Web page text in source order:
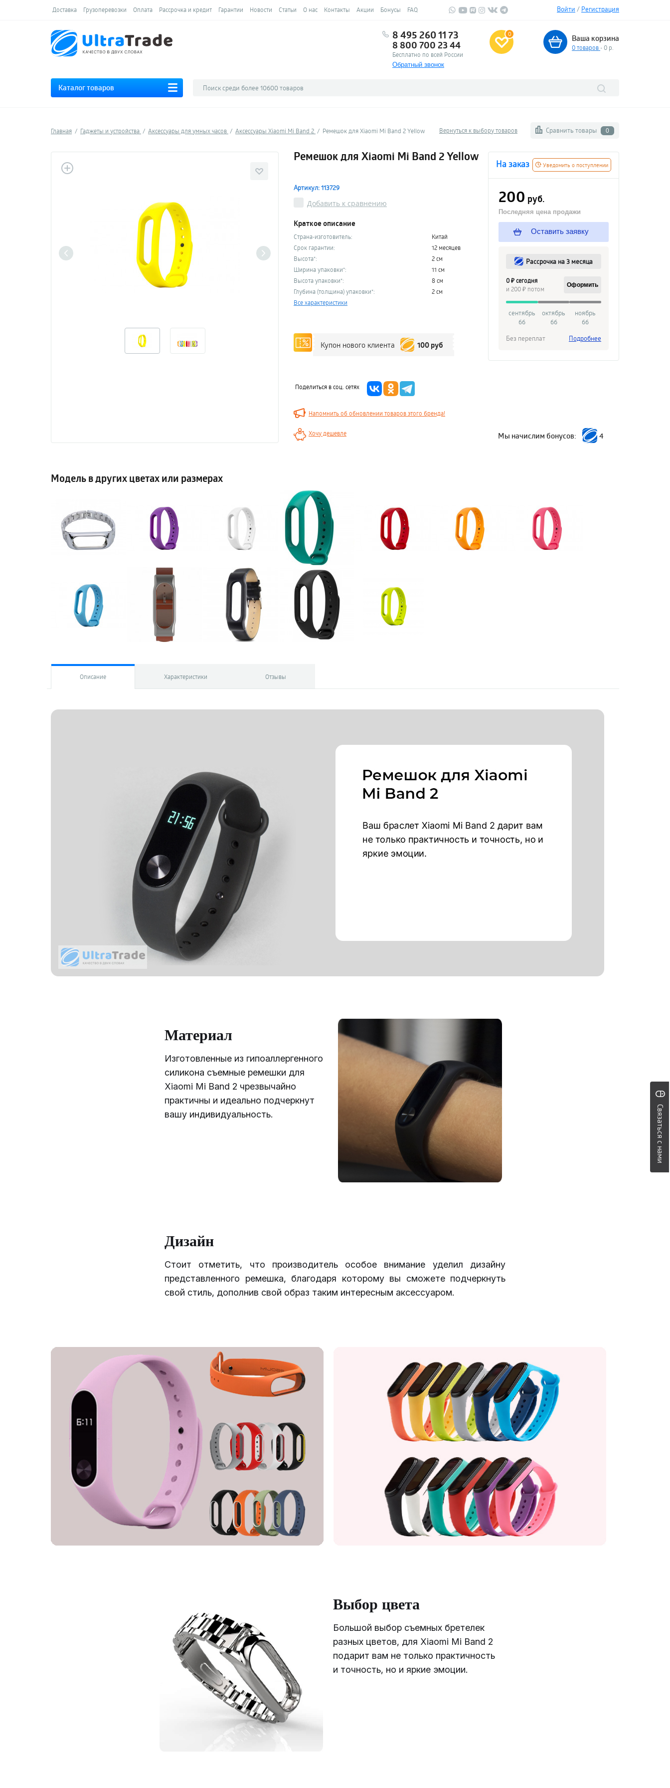
Связаться с нами
Доставка Грузоперевозки Оплата Рассрочка и кредит Гарантии Новости Статьи О нас Контакты Акции Бонусы FAQ Войти / Регистрация
8 495 260 11 73
8 800 700 23 44
Бесплатно по всей России
Обратный звонок
0 Ваша корзина
0товаров - 0 р.
Каталог товаров
Вернуться к выбору товаров Сравнить товары 0
Главная Гаджеты и устройства Аксессуары для умных часов Аксессуары Xiaomi Mi Band 2 Ремешок для Xiaomi Mi Band 2 Yellow
Ремешок для Xiaomi Mi Band 2 Yellow
Артикул: 113729
Добавить к сравнению
Краткое описание
Страна-изготовитель:
Китай
Срок гарантии:
12 месяцев
Высота*:
2 см
Ширина упаковки*:
11 см
Высота упаковки*:
8 см
Глубина (толщина) упаковки*:
2 см
Все характеристики
Купон нового клиента 100 руб
Поделиться в соц. сетях
Напомнить об обновлении товаров этого бренда!
Хочу дешевле
Уведомить о поступлении
На заказ
200 руб.
Последняя цена продажи
Оставить заявку
Рассрочка на 3 месяца
0 ₽ сегодня
и 200 ₽ потом
Оформить
сентябрь
66
октябрь
66
ноябрь
66
Без переплат
Подробнее
Мы начислим бонусов: 4
Модель в других цветах или размерах
Описание Характеристики Отзывы
Материал
Изготовленные из гипоаллергенного
силикона съемные ремешки для
Xiaomi Mi Band 2 чрезвычайно
практичны и идеально подчеркнут
вашу индивидуальность.
Дизайн
Стоит отметить, что производитель особое внимание уделил дизайну
представленного ремешка, благодаря которому вы сможете подчеркнуть
свой стиль, дополнив свой образ таким интересным аксессуаром.
Выбор цвета
Большой выбор съемных бретелек
разных цветов, для Xiaomi Mi Band 2
подарит вам не только практичность
и точность, но и яркие эмоции.